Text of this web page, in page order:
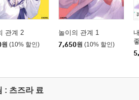
관계 2
원 (10% 할인)
놀이의 관계 1
7,650원 (10% 할인)
: 츠즈라 료